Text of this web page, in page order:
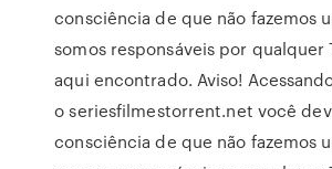
consciência de que não fazemos
somos responsáveis por qualquer
aqui encontrado. Aviso!
o seriesfilmestorrent.net você
consciência de que não fazemos